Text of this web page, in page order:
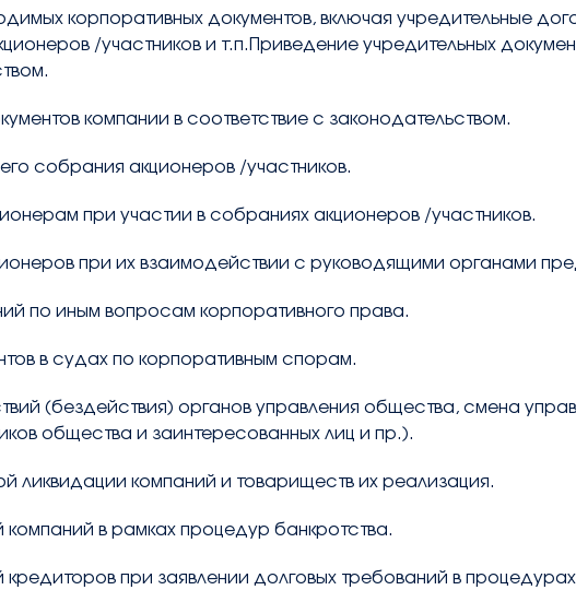
корпоративных документов, включая учредительные
/участников и т.п.Приведение учредительных
компании в соответствие с законодательством.
собрания акционеров /участников.
при участии в собраниях акционеров /участников.
при их взаимодействии с руководящими органами
по иным вопросам корпоративного права.
в судах по корпоративным спорам.
(бездействия) органов управления общества, смена
общества и заинтересованных лиц и пр.).
ликвидации компаний и товариществ их реализация.
в рамках процедур банкротства.
при заявлении долговых требований в